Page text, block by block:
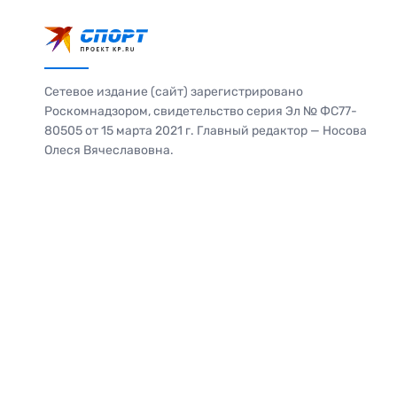
Сетевое издание (сайт) зарегистрировано
Роскомнадзором, свидетельство серия Эл № ФС77-
80505 от 15 марта 2021 г. Главный редактор — Носова
Олеся Вячеславовна.